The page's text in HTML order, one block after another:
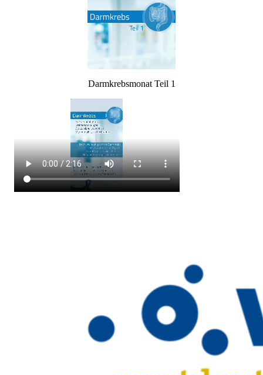
Darmkrebsmonat Teil 1